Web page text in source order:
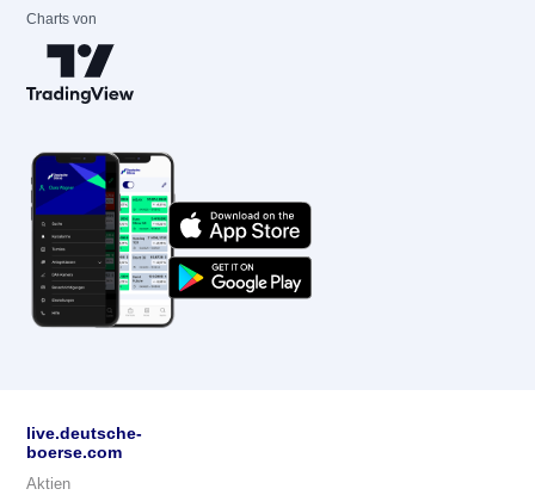
Charts von
live.deutsche-
boerse.com
Aktien